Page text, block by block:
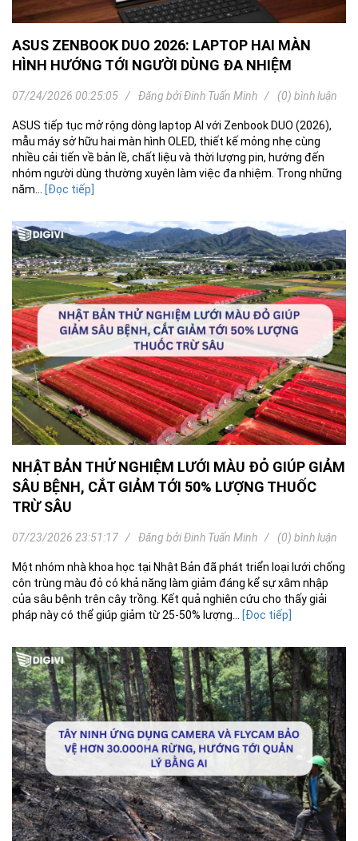
ASUS ZENBOOK DUO 2026: LAPTOP HAI MÀN
HÌNH HƯỚNG TỚI NGƯỜI DÙNG ĐA NHIỆM
07/24/2026 00:25:05 Đăng bởiĐinh Tuấn Minh (0) bình luận
ASUS tiếp tục mở rộng dòng laptop AI với Zenbook DUO (2026),
mẫu máy sở hữu hai màn hình OLED, thiết kế mỏng nhẹ cùng
nhiều cải tiến về bản lề, chất liệu và thời lượng pin, hướng đến
nhóm người dùng thường xuyên làm việc đa nhiệm. Trong những
năm... [Đọc tiếp]
NHẬT BẢN THỬ NGHIỆM LƯỚI MÀU ĐỎ GIÚP GIẢM
SÂU BỆNH, CẮT GIẢM TỚI 50% LƯỢNG THUỐC
TRỪ SÂU
07/23/2026 23:51:17 Đăng bởiĐinh Tuấn Minh (0) bình luận
Một nhóm nhà khoa học tại Nhật Bản đã phát triển loại lưới chống
côn trùng màu đỏ có khả năng làm giảm đáng kể sự xâm nhập
của sâu bệnh trên cây trồng. Kết quả nghiên cứu cho thấy giải
pháp này có thể giúp giảm từ 25-50% lượng...
[Đọc tiếp]